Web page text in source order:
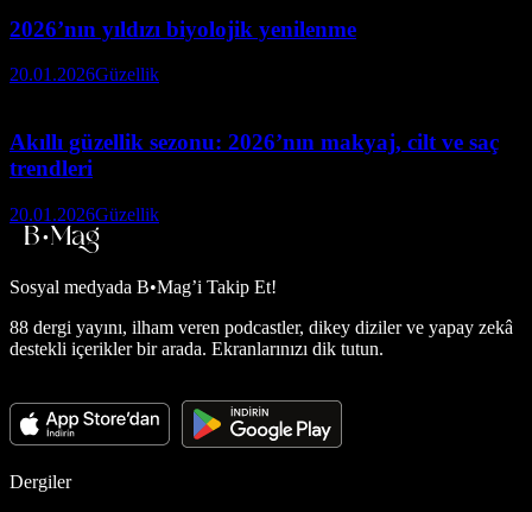
2026’nın yıldızı biyolojik yenilenme
20.01.2026Güzellik
Akıllı güzellik sezonu: 2026’nın makyaj, cilt ve saç
trendleri
20.01.2026Güzellik
Sosyal medyada B•Mag’i Takip Et!
88 dergi yayını, ilham veren podcastler, dikey diziler ve yapay zekâ
destekli içerikler bir arada. Ekranlarınızı dik tutun.
Dergiler